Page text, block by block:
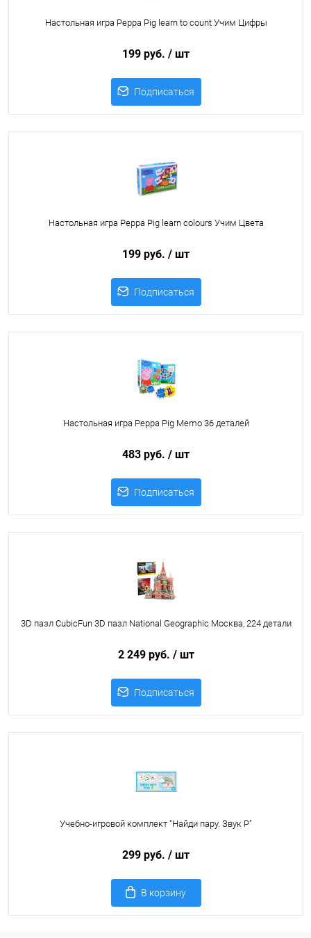
Настольная игра Peppa Pig learn to count Учим Цифры
199 руб. / шт
Подписаться
Настольная игра Peppa Pig learn colours Учим Цвета
199 руб. / шт
Подписаться
Настольная игра Peppa Pig Memo 36 деталей
483 руб. / шт
Подписаться
3D пазл CubicFun 3D пазл National Geographic Москва, 224 детали
2 249 руб. / шт
Подписаться
Учебно-игровой комплект "Найди пару. Звук Р"
299 руб. / шт
В корзину